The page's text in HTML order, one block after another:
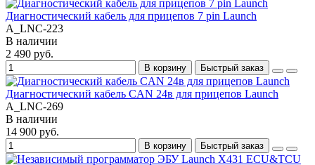
Диагностический кабель для прицепов 7 pin Launch
A_LNC-223
В наличии
2 490 руб.
В корзину Быстрый заказ
Диагностический кабель СAN 24в для прицепов Launch
A_LNC-269
В наличии
14 900 руб.
В корзину Быстрый заказ